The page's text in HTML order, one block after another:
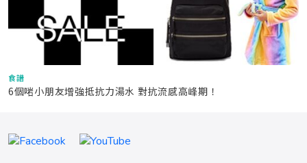
食譜
6個啱小朋友增強抵抗力湯水 對抗流感高峰期！